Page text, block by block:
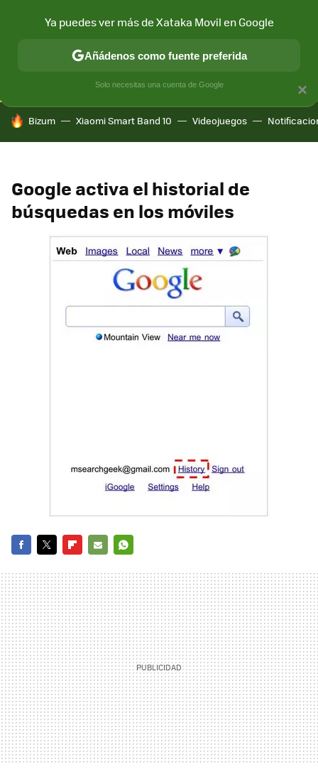
CONECTIVIDAD MÓVIL Y SOCIEDAD APLICACIONES
HOY SE HABLA DE
Bizum Xiaomi Smart Band 10 Videojuegos
Google activa el historial de
búsquedas en los móviles
MAIL
×
Ya puedes ver más de Xataka Movil en Google
Añádenos como fuente preferida
Solo necesitas una cuenta de Google